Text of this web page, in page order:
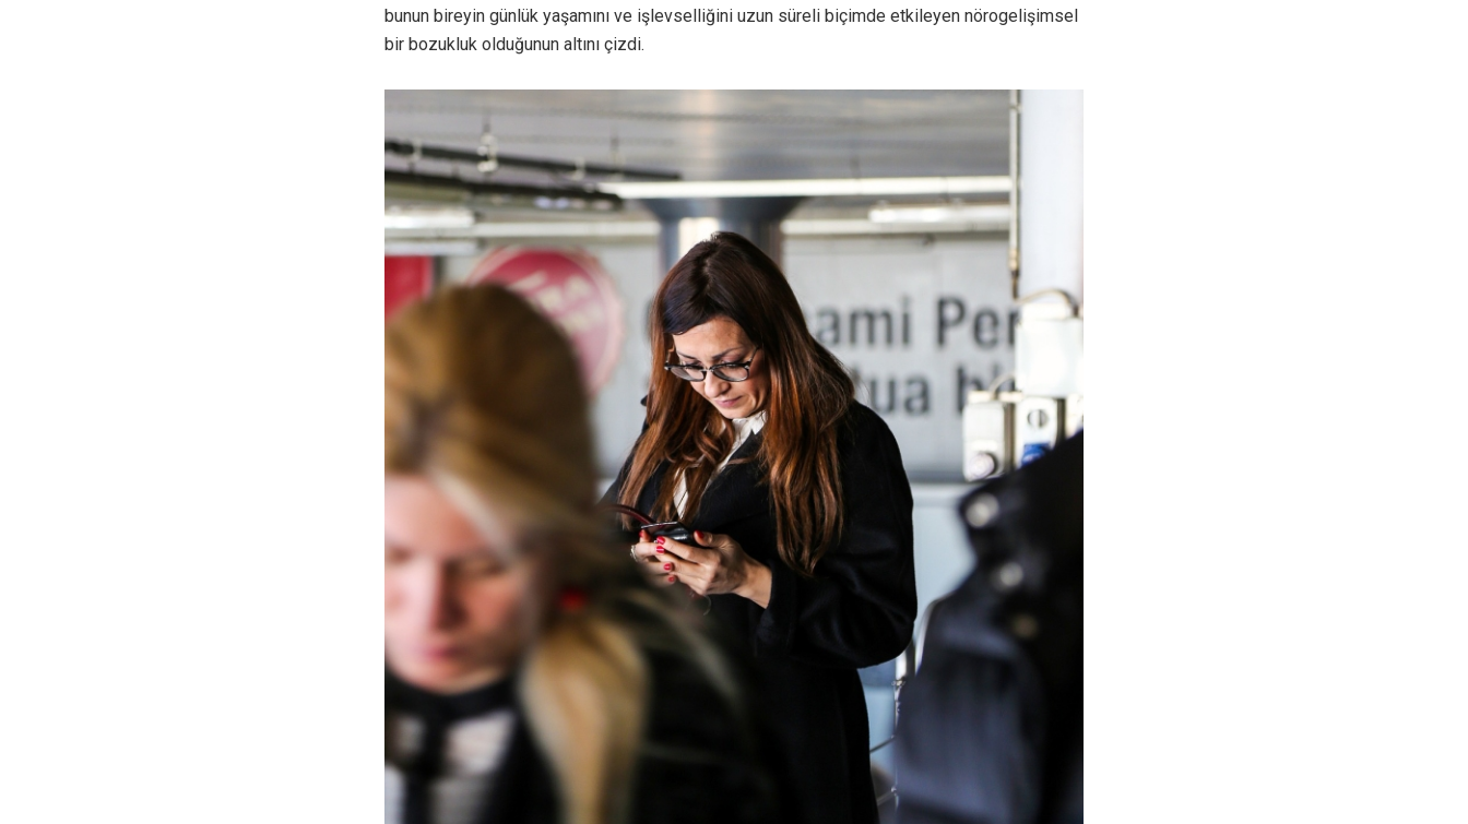
bunun bireyin günlük yaşamını ve işlevselliğini uzun süreli biçimde etkileyen nörogelişimsel
bir bozukluk olduğunun altını çizdi.